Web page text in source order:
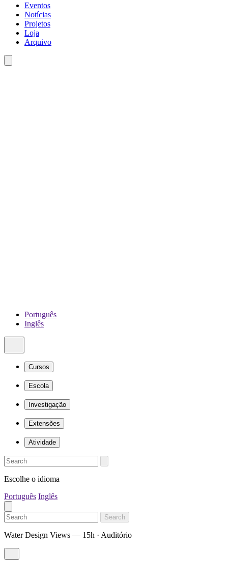
Eventos
Notícias
Projetos
Loja
Arquivo
Português
Inglês
Cursos
Escola
Investigação
Extensões
Atividade
Escolhe o idioma
Português Inglês
Search
Water Design Views — 15h · Auditório